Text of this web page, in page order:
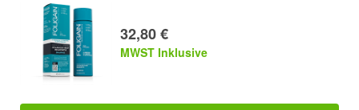
32,80 €
MWST Inklusive